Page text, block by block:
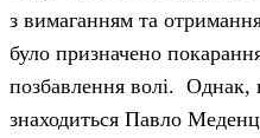
з вимаганням та
було призначено
позбавлення волі. Однак,
знаходиться Павло